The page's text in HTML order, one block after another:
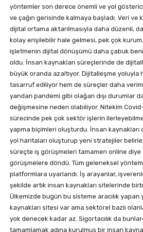
yöntemler son derece önemli ve yol
ve çağın gerisinde kalmaya başladı. Veri ve
dijital ortama aktarılmasıyla daha düzenli,
kolay erişilebilir hale gelmesi, pek çok
işletmenin dijital dönüşümü daha çabuk
oldu. İnsan kaynakları süreçlerinde de
büyük oranda azaltıyor. Dijitalleşme yoluyla
tasarruf ediliyor hem de süreçler daha
yandan pandemi gibi olağan dışı durumlar
değişmesine neden olabiliyor. Nitekim
sürecinde pek çok sektör işlerin
yapma biçimleri oluşturdu. İnsan kaynakları
yol haritaları oluşturup yeni stratejiler
süreçte iş görüşmeleri tamamen online diye
görüşmelere döndü. Tüm geleneksel
platformlara uyarlandı. İş arayanlar,
şekilde artık insan kaynakları sitelerinde
Ülkemizde bugün bu sisteme aracılık yapan
kaynakları sitesi var ama sektörel bazlı
yok denecek kadar az. Sigortacılık da
tamamlamak adına kurulmuş bir insan